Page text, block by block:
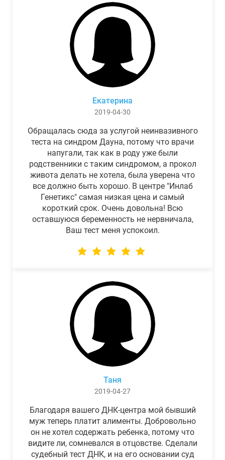
Екатерина
2019-04-30
Обращалась сюда за услугой неинвазивного
теста на синдром Дауна, потому что врачи
напугали, так как в роду уже были
родственники с таким синдромом, а прокол
живота делать не хотела, была уверена что
все должно быть хорошо. В центре "Инлаб
Генетикс" самая низкая цена и самый
короткий срок. Очень довольна! Всю
оставшуюся беременность не нервничала,
Ваш тест меня успокоил.
Таня
2019-04-27
Благодаря вашего ДНК-центра мой бывший
муж теперь платит алименты. Добровольно
он не хотел содержать ребенка, потому что
видите ли, сомневался в отцовстве. Сделали
судебный тест ДНК, и на его основании суд